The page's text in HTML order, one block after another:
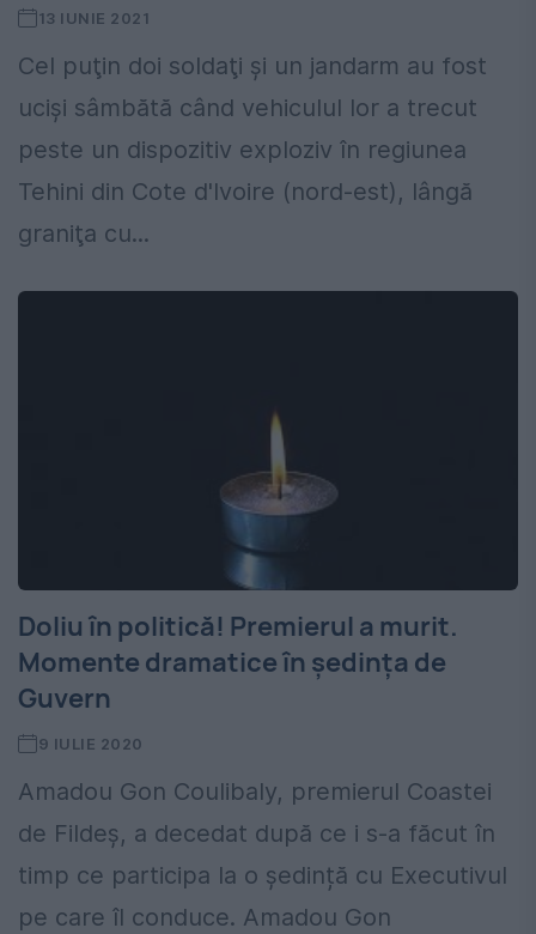
13 IUNIE 2021
Cel puţin doi soldaţi şi un jandarm au fost
ucişi sâmbătă când vehiculul lor a trecut
peste un dispozitiv exploziv în regiunea
Tehini din Cote d'Ivoire (nord-est), lângă
graniţa cu...
Doliu în politică! Premierul a murit.
Momente dramatice în ședința de
Guvern
9 IULIE 2020
Amadou Gon Coulibaly, premierul Coastei
de Fildeș, a decedat după ce i s-a făcut în
timp ce participa la o ședință cu Executivul
pe care îl conduce. Amadou Gon